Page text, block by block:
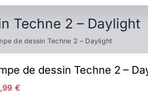
Techne 2 – Daylight
de dessin Techne 2 – Daylight
de dessin Techne 2 –
€